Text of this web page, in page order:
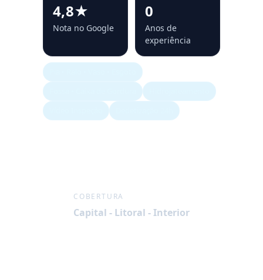
4,8★
Nota no Google
0
Anos de
experiência
COBERTURA
Capital - Litoral - Interior